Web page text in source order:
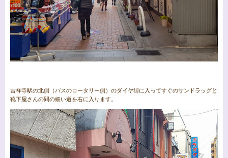
吉祥寺駅の北側（バスのロータリー側）のダイヤ街に入ってすぐのサンドラッグと
靴下屋さんの間の細い道を右に入ります。